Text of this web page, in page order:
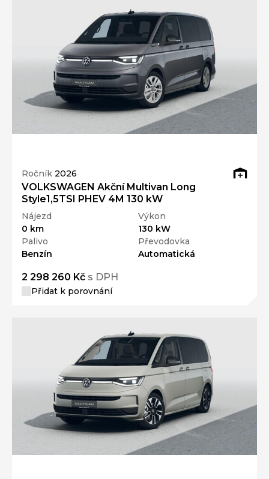
Ročník 2026
VOLKSWAGEN Akční Multivan Long
Style1,5TSI PHEV 4M 130 kW
Nájezd
0 km
Výkon
130 kW
Palivo
Benzín
Převodovka
Automatická
2 298 260 Kč s DPH
Přidat k porovnání